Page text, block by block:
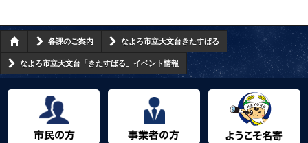
各課のご案内 なよろ市立天文台きたすばる
なよろ市立天文台「きたすばる」イベント情報